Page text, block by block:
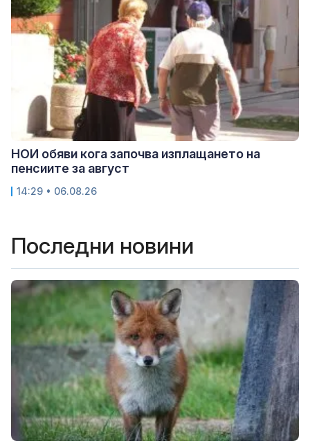
НОИ обяви кога започва изплащането на
пенсиите за август
14:29 • 06.08.26
Последни новини